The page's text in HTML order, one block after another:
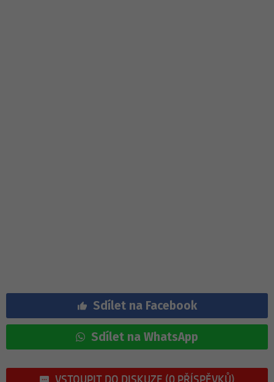
Sdílet na Facebook
Sdílet na WhatsApp